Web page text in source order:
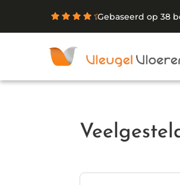
Gebaseerd op 38